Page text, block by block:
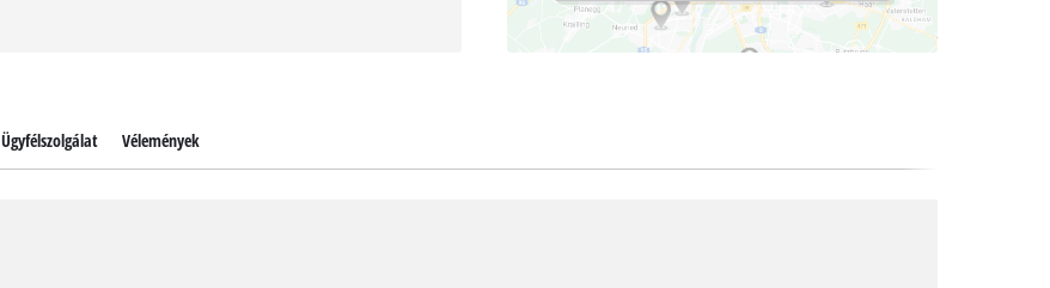
Ügyfélszolgálat Vélemények